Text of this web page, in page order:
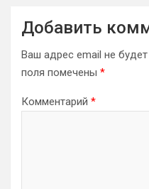
Добавить
Ваш адрес email не
поля помечены *
Комментарий *